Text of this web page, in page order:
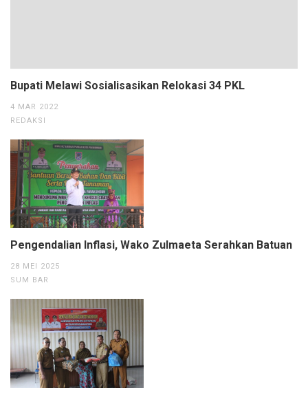
Bupati Melawi Sosialisasikan Relokasi 34 PKL
4 MAR 2022
REDAKSI
Pengendalian Inflasi, Wako Zulmaeta Serahkan Batuan
28 MEI 2025
SUM BAR